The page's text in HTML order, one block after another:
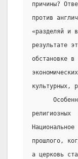
причины?
против
«разделяй
результате
обстановке
культурных,
прошлого,
а церковь